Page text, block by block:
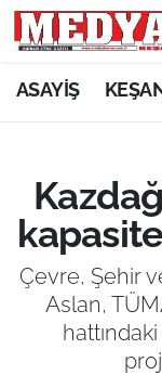
ASAYİŞ
Çevre, Şehir
Aslan,
KEŞAN
ASAYİŞ
SİYASET
GÜNDEM
EKONOMİ